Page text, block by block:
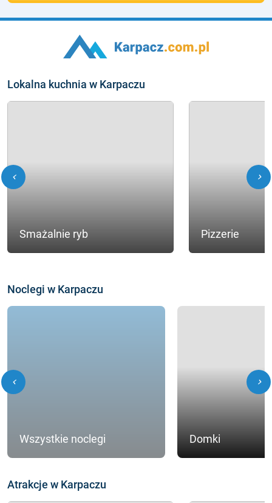
Lokalna kuchnia w Karpaczu
Smażalnie ryb Pizzerie
chevron_left chevron_right
Noclegi w Karpaczu
Wszystkie noclegi Domki
chevron_left chevron_right
Atrakcje w Karpaczu